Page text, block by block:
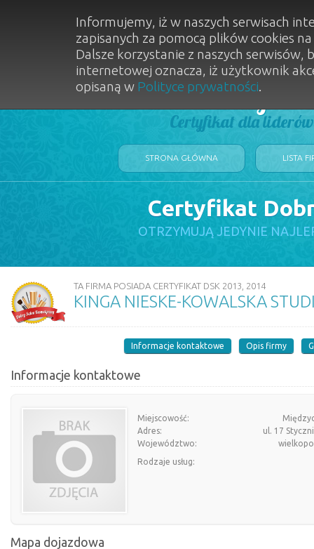
Dobry
Certyfikat dla
STRONA GŁÓWNA LISTA
Certyfikat
OTRZYMUJĄ JEDYNIE
TA FIRMA POSIADA CERTYFIKAT DSK 2013, 2014
KINGA NIESKE-KOWALSKA
Informacje kontaktowe Opis firmy
Informacje kontaktowe
Miejscowość:
Adres:
ul. 17
Województwo:
Rodzaje usług:
Mapa dojazdowa
Informujemy, iż w naszych serwisach
zapisanych za pomocą plików cookies
Dalsze korzystanie z naszych
internetowej oznacza, iż użytkownik
opisaną w Polityce prywatności.